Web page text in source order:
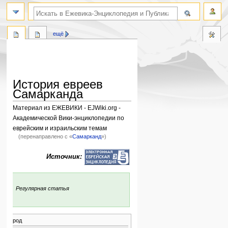
История евреев
Самарканда
Материал из ЕЖЕВИКИ - EJWiki.org -
Академической Вики-энциклопедии по
еврейским и израильским темам
(перенаправлено с «Самарканд»)
Источник:
Регулярная статья
город
ещё
поиск по словам